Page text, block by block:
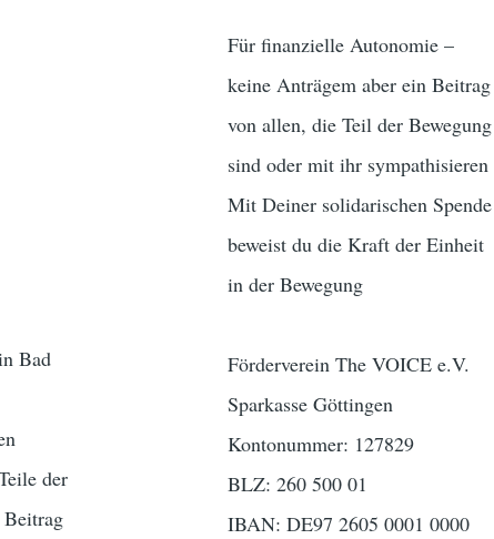
Bad
der
Für finanzielle Autonomie –
keine Anträgem aber ein Beitrag
von allen, die Teil der Bewegung
sind oder mit ihr sympathisieren
Mit Deiner solidarischen Spende
beweist du die Kraft der Einheit
in der Bewegung
Förderverein The VOICE e.V.
Sparkasse Göttingen
Kontonummer: 127829
BLZ: 260 500 01
IBAN: DE97 2605 0001 0000